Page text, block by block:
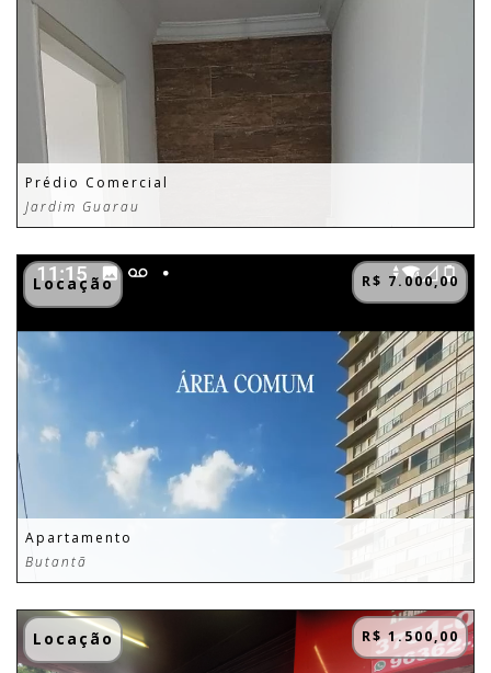
Prédio Comercial
Jardim Guarau
Locação R$ 7.000,00
Apartamento
Butantã
Locação R$ 1.500,00